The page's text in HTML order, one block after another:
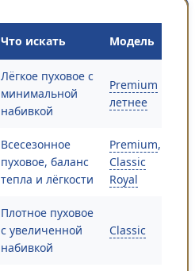
Что искать Модель
Лёгкое пуховое с
минимальной
набивкой
Premium
летнее
Всесезонное
пуховое, баланс
тепла и лёгкости
Premium,
Classic
Royal
Плотное пуховое
с увеличенной
набивкой
Classic